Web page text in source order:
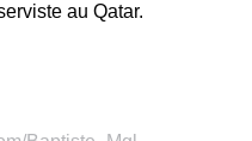
au Qatar.